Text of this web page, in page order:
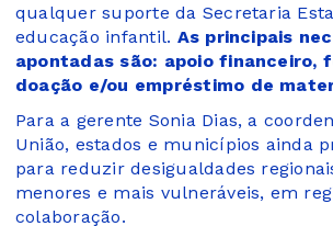
qualquer suporte da Secretaria
educação infantil. As principais
apontadas são: apoio financeiro,
doação e/ou empréstimo de
Para a gerente Sonia Dias, a
União, estados e municípios ainda
para reduzir desigualdades
menores e mais vulneráveis, em
colaboração.